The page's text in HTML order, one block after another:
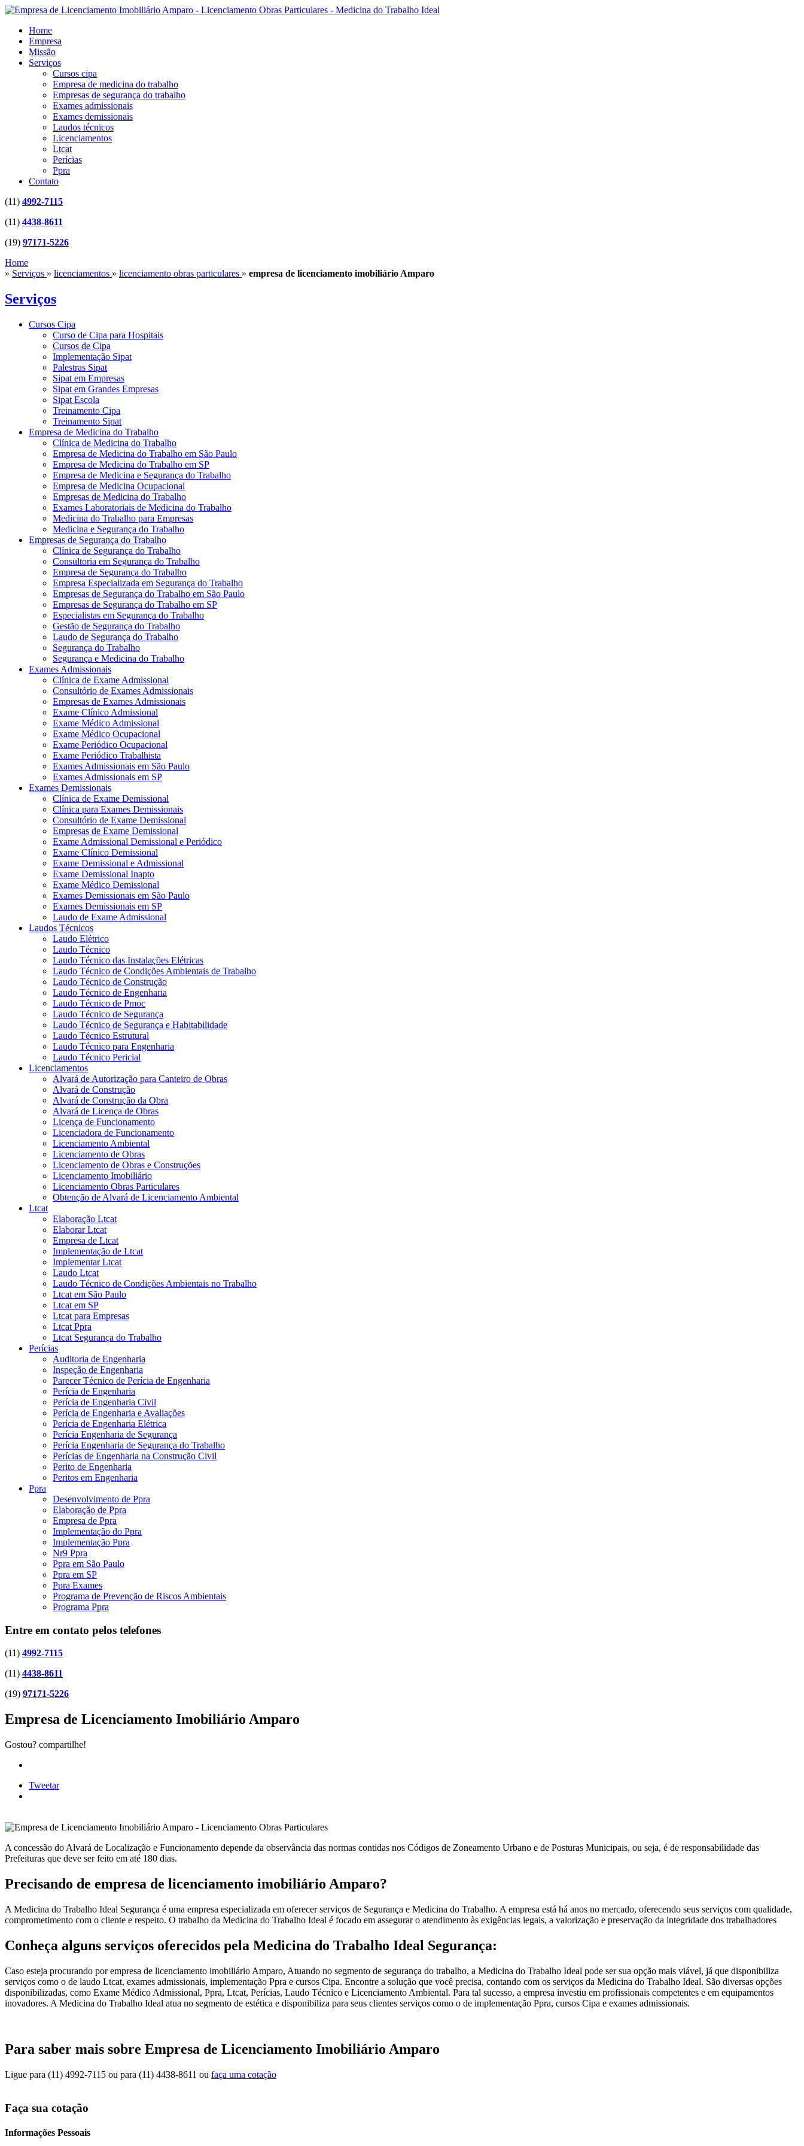
Home
Empresa
Missão
Serviços
Cursos cipa
Empresa de medicina do trabalho
Empresas de segurança do trabalho
Exames admissionais
Exames demissionais
Laudos técnicos
Licenciamentos
Ltcat
Perícias
Ppra
Contato
(11) 4992-7115
(11) 4438-8611
(19) 97171-5226
Home
» Serviços » licenciamentos » licenciamento obras particulares » empresa de licenciamento imobiliário Amparo
Serviços
Cursos Cipa
Curso de Cipa para Hospitais
Cursos de Cipa
Implementação Sipat
Palestras Sipat
Sipat em Empresas
Sipat em Grandes Empresas
Sipat Escola
Treinamento Cipa
Treinamento Sipat
Empresa de Medicina do Trabalho
Clínica de Medicina do Trabalho
Empresa de Medicina do Trabalho em São Paulo
Empresa de Medicina do Trabalho em SP
Empresa de Medicina e Segurança do Trabalho
Empresa de Medicina Ocupacional
Empresas de Medicina do Trabalho
Exames Laboratoriais de Medicina do Trabalho
Medicina do Trabalho para Empresas
Medicina e Segurança do Trabalho
Empresas de Segurança do Trabalho
Clínica de Segurança do Trabalho
Consultoria em Segurança do Trabalho
Empresa de Segurança do Trabalho
Empresa Especializada em Segurança do Trabalho
Empresas de Segurança do Trabalho em São Paulo
Empresas de Segurança do Trabalho em SP
Especialistas em Segurança do Trabalho
Gestão de Segurança do Trabalho
Laudo de Segurança do Trabalho
Segurança do Trabalho
Segurança e Medicina do Trabalho
Exames Admissionais
Clínica de Exame Admissional
Consultório de Exames Admissionais
Empresas de Exames Admissionais
Exame Clínico Admissional
Exame Médico Admissional
Exame Médico Ocupacional
Exame Periódico Ocupacional
Exame Periódico Trabalhista
Exames Admissionais em São Paulo
Exames Admissionais em SP
Exames Demissionais
Clínica de Exame Demissional
Clínica para Exames Demissionais
Consultório de Exame Demissional
Empresas de Exame Demissional
Exame Admissional Demissional e Periódico
Exame Clínico Demissional
Exame Demissional e Admissional
Exame Demissional Inapto
Exame Médico Demissional
Exames Demissionais em São Paulo
Exames Demissionais em SP
Laudo de Exame Admissional
Laudos Técnicos
Laudo Elétrico
Laudo Técnico
Laudo Técnico das Instalações Elétricas
Laudo Técnico de Condições Ambientais de Trabalho
Laudo Técnico de Construção
Laudo Técnico de Engenharia
Laudo Técnico de Pmoc
Laudo Técnico de Segurança
Laudo Técnico de Segurança e Habitabilidade
Laudo Técnico Estrutural
Laudo Técnico para Engenharia
Laudo Técnico Pericial
Licenciamentos
Alvará de Autorização para Canteiro de Obras
Alvará de Construção
Alvará de Construção da Obra
Alvará de Licença de Obras
Licença de Funcionamento
Licenciadora de Funcionamento
Licenciamento Ambiental
Licenciamento de Obras
Licenciamento de Obras e Construções
Licenciamento Imobiliário
Licenciamento Obras Particulares
Obtenção de Alvará de Licenciamento Ambiental
Ltcat
Elaboração Ltcat
Elaborar Ltcat
Empresa de Ltcat
Implementação de Ltcat
Implementar Ltcat
Laudo Ltcat
Laudo Técnico de Condições Ambientais no Trabalho
Ltcat em São Paulo
Ltcat em SP
Ltcat para Empresas
Ltcat Ppra
Ltcat Segurança do Trabalho
Perícias
Auditoria de Engenharia
Inspeção de Engenharia
Parecer Técnico de Perícia de Engenharia
Perícia de Engenharia
Perícia de Engenharia Civil
Perícia de Engenharia e Avaliações
Perícia de Engenharia Elétrica
Perícia Engenharia de Segurança
Perícia Engenharia de Segurança do Trabalho
Perícias de Engenharia na Construção Civil
Perito de Engenharia
Peritos em Engenharia
Ppra
Desenvolvimento de Ppra
Elaboração de Ppra
Empresa de Ppra
Implementação do Ppra
Implementação Ppra
Nr9 Ppra
Ppra em São Paulo
Ppra em SP
Ppra Exames
Programa de Prevenção de Riscos Ambientais
Programa Ppra
Entre em contato pelos telefones
(11) 4992-7115
(11) 4438-8611
(19) 97171-5226
Empresa de Licenciamento Imobiliário Amparo
Gostou? compartilhe!
Tweetar
A concessão do Alvará de Localização e Funcionamento depende da observância das normas contidas nos Códigos de Zoneamento Urbano e de Posturas Municipais, ou seja, é de responsabilidade das
Prefeituras que deve ser feito em até 180 dias.
Precisando de empresa de licenciamento imobiliário Amparo?
A Medicina do Trabalho Ideal Segurança é uma empresa especializada em oferecer serviços de Segurança e Medicina do Trabalho. A empresa está há anos no mercado, oferecendo seus serviços com qualidade,
comprometimento com o cliente e respeito. O trabalho da Medicina do Trabalho Ideal é focado em assegurar o atendimento às exigências legais, a valorização e preservação da integridade dos trabalhadores
Conheça alguns serviços oferecidos pela Medicina do Trabalho Ideal Segurança:
Caso esteja procurando por empresa de licenciamento imobiliário Amparo, Atuando no segmento de segurança do trabalho, a Medicina do Trabalho Ideal pode ser sua opção mais viável, já que disponibiliza
serviços como o de laudo Ltcat, exames admissionais, implementação Ppra e cursos Cipa. Encontre a solução que você precisa, contando com os serviços da Medicina do Trabalho Ideal. São diversas opções
disponibilizadas, como Exame Médico Admissional, Ppra, Ltcat, Perícias, Laudo Técnico e Licenciamento Ambiental. Para tal sucesso, a empresa investiu em profissionais competentes e em equipamentos
inovadores. A Medicina do Trabalho Ideal atua no segmento de estética e disponibiliza para seus clientes serviços como o de implementação Ppra, cursos Cipa e exames admissionais.
Para saber mais sobre Empresa de Licenciamento Imobiliário Amparo
Ligue para (11) 4992-7115 ou para (11) 4438-8611 ou faça uma cotação
Faça sua cotação
Informações Pessoais